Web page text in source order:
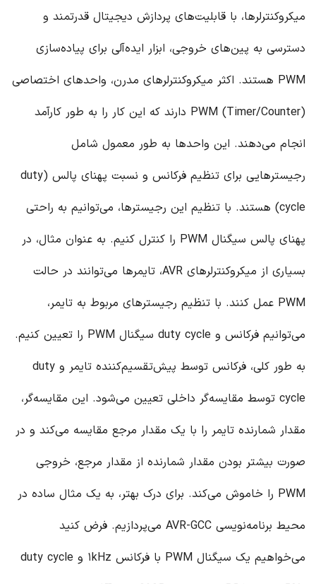
میکروکنترلرها، با قابلیت‌های پردازش دیجیتال قدرتمند و
دسترسی به پین‌های خروجی، ابزار ایده‌آلی برای پیاده‌سازی
PWM هستند. اکثر میکروکنترلرهای مدرن، واحدهای اختصاصی
PWM (Timer/Counter) دارند که این کار را به طور کارآمد
انجام می‌دهند. این واحدها به طور معمول شامل
رجیسترهایی برای تنظیم فرکانس و نسبت پهنای پالس (duty
cycle) هستند. با تنظیم این رجیسترها، می‌توانیم به راحتی
پهنای پالس سیگنال PWM را کنترل کنیم. به عنوان مثال، در
بسیاری از میکروکنترلرهای AVR، تایمرها می‌توانند در حالت
PWM عمل کنند. با تنظیم رجیسترهای مربوط به تایمر،
می‌توانیم فرکانس و duty cycle سیگنال PWM را تعیین کنیم.
به طور کلی، فرکانس توسط پیش‌تقسیم‌کننده تایمر و duty
cycle توسط مقایسه‌گر داخلی تعیین می‌شود. این مقایسه‌گر،
مقدار شمارنده تایمر را با یک مقدار مرجع مقایسه می‌کند و در
صورت بیشتر بودن مقدار شمارنده از مقدار مرجع، خروجی
PWM را خاموش می‌کند. برای درک بهتر، به یک مثال ساده در
محیط برنامه‌نویسی AVR-GCC می‌پردازیم. فرض کنید
می‌خواهیم یک سیگنال PWM با فرکانس ۱kHz و duty cycle